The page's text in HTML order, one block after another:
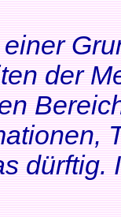
der
dürftig.